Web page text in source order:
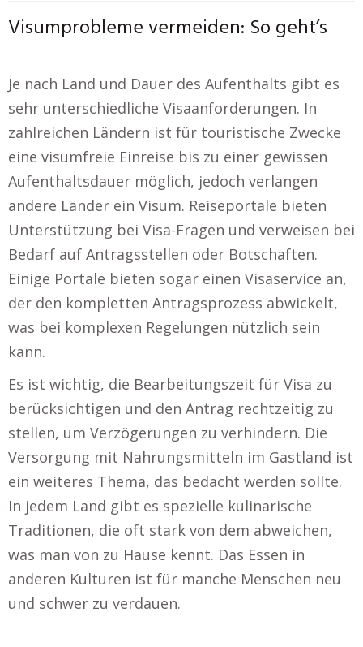
Visumprobleme vermeiden: So geht’s
Je nach Land und Dauer des Aufenthalts gibt es
sehr unterschiedliche Visaanforderungen. In
zahlreichen Ländern ist für touristische Zwecke
eine visumfreie Einreise bis zu einer gewissen
Aufenthaltsdauer möglich, jedoch verlangen
andere Länder ein Visum. Reiseportale bieten
Unterstützung bei Visa-Fragen und verweisen bei
Bedarf auf Antragsstellen oder Botschaften.
Einige Portale bieten sogar einen Visaservice an,
der den kompletten Antragsprozess abwickelt,
was bei komplexen Regelungen nützlich sein
kann.
Es ist wichtig, die Bearbeitungszeit für Visa zu
berücksichtigen und den Antrag rechtzeitig zu
stellen, um Verzögerungen zu verhindern. Die
Versorgung mit Nahrungsmitteln im Gastland ist
ein weiteres Thema, das bedacht werden sollte.
In jedem Land gibt es spezielle kulinarische
Traditionen, die oft stark von dem abweichen,
was man von zu Hause kennt. Das Essen in
anderen Kulturen ist für manche Menschen neu
und schwer zu verdauen.